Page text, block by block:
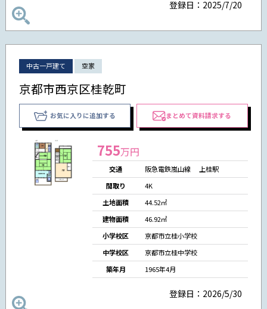
登録日：2025/7/20
中古一戸建て 空家
京都市西京区桂乾町
お気に入りに追加する まとめて資料請求する
755万円
交通
阪急電鉄嵐山線 上桂駅
間取り
4K
土地面積
44.52㎡
建物面積
46.92㎡
小学校区
京都市立桂小学校
中学校区
京都市立桂中学校
築年月
1965年4月
登録日：2026/5/30